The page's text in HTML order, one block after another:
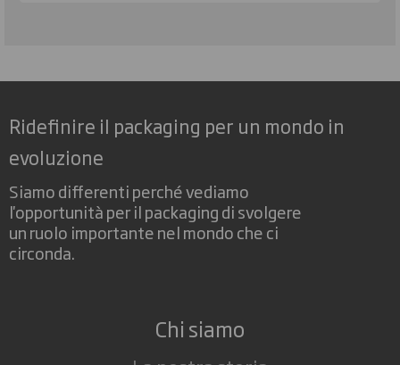
Ridefinire il packaging per un mondo in
evoluzione
Siamo differenti perché vediamo
l'opportunità per il packaging di svolgere
un ruolo importante nel mondo che ci
circonda.
Chi siamo